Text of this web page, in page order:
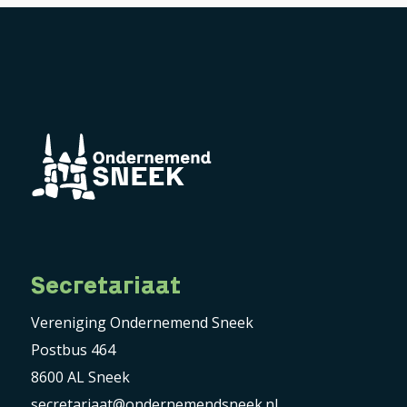
Secretariaat
Vereniging Ondernemend Sneek
Postbus 464
8600 AL Sneek